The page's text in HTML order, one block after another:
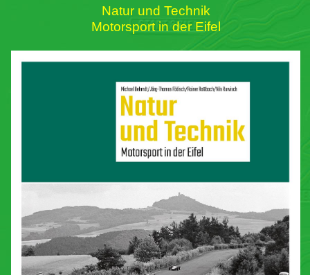
Natur und Technik
Motorsport in der Eifel